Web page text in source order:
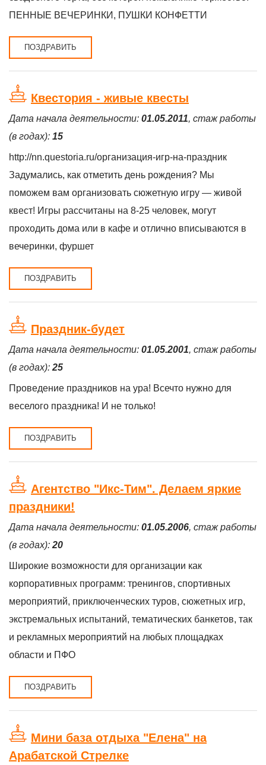
ПЕННЫЕ ВЕЧЕРИНКИ, ПУШКИ КОНФЕТТИ
ПОЗДРАВИТЬ
Квестория - живые квесты
Дата начала деятельности: 01.05.2011, стаж работы
(в годах): 15
http://nn.questoria.ru/организация-игр-на-праздник
Задумались, как отметить день рождения? Мы
поможем вам организовать сюжетную игру — живой
квест! Игры рассчитаны на 8-25 человек, могут
проходить дома или в кафе и отлично вписываются в
вечеринки, фуршет
ПОЗДРАВИТЬ
Праздник-будет
Дата начала деятельности: 01.05.2001, стаж работы
(в годах): 25
Проведение праздников на ура! Всечто нужно для
веселого праздника! И не только!
ПОЗДРАВИТЬ
Агентство "Икс-Тим". Делаем яркие
праздники!
Дата начала деятельности: 01.05.2006, стаж работы
(в годах): 20
Широкие возможности для организации как
корпоративных программ: тренингов, спортивных
мероприятий, приключенческих туров, сюжетных игр,
экстремальных испытаний, тематических банкетов, так
и рекламных мероприятий на любых площадках
области и ПФО
ПОЗДРАВИТЬ
Мини база отдыха "Елена" на
Арабатской Стрелке